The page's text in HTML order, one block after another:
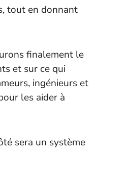
tout en donnant
finalement le
et sur ce qui
ingénieurs et
les aider à
sera un système